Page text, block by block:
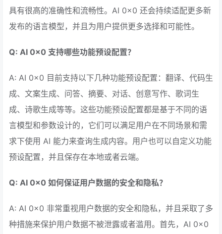
具有很高的准确性和流畅性。AI 0x0 还会持续适配更多新
发布的语言模型，并且为用户提供更多选择和可能性。
Q: AI 0x0 支持哪些功能预设配置？
A: AI 0x0 目前支持以下几种功能预设配置：翻译、代码生
成、文案生成、问答、摘要、对话、创意写作、歌词生
成、诗歌生成等等。这些功能预设配置都是基于不同的语
言模型和参数设计的，它们可以满足用户在不同场景和需
求下使用 AI 能力来查询生成内容。用户也可以自定义功能
预设配置，并且保存在本地或者云端。
Q: AI 0x0 如何保证用户数据的安全和隐私？
A: AI 0x0 非常重视用户数据的安全和隐私，并且采取了多
种措施来保护用户数据不被泄露或者滥用。首先，AI 0x0